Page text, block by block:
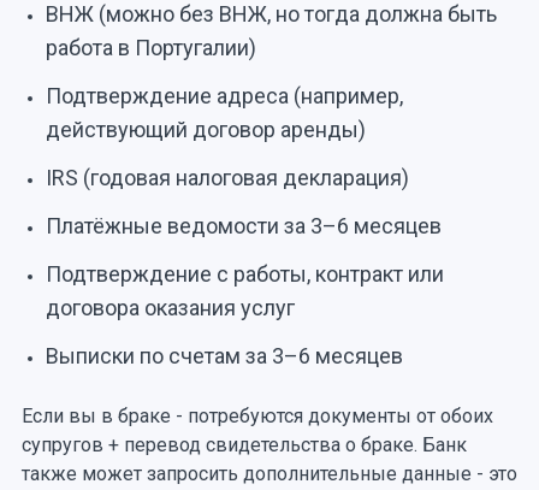
ВНЖ (можно без ВНЖ, но тогда должна быть
работа в Португалии)
Подтверждение адреса (например,
действующий договор аренды)
IRS (годовая налоговая декларация)
Платёжные ведомости за 3–6 месяцев
Подтверждение с работы, контракт или
договора оказания услуг
Выписки по счетам за 3–6 месяцев
Если вы в браке - потребуются документы от обоих
супругов + перевод свидетельства о браке. Банк
также может запросить дополнительные данные - это